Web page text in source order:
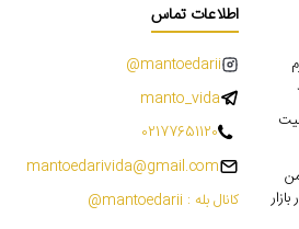
900 تومن
اطلاعات تماس
mantoedarii@
manto_vida
02177651120
mantoedarivida@gmail.com
کانال بله : mantoedarii@